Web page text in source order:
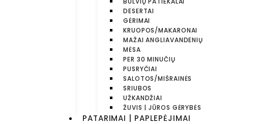
DESERTAI
GĖRIMAI
KRUOPOS/MAKARONAI
MAŽAI ANGLIAVANDENIŲ
MĖSA
PER 30 MINUČIŲ
PUSRYČIAI
SALOTOS/MIŠRAINĖS
SRIUBOS
UŽKANDŽIAI
ŽUVIS | JŪROS GĖRYBĖS
PATARIMAI | PAPLEPĖJIMAI